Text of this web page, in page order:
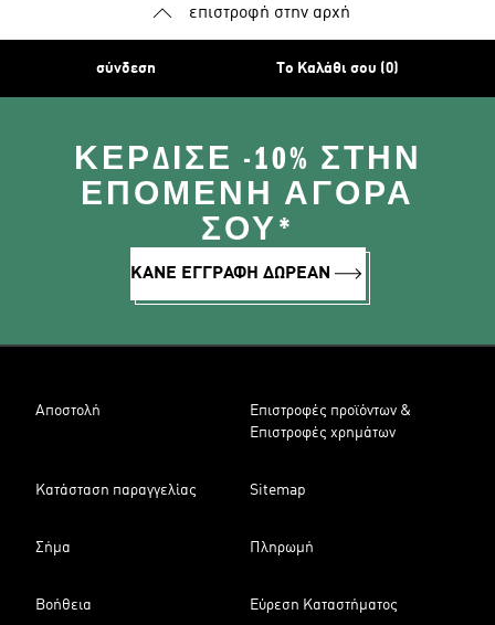
επιστροφή στην αρχή
σύνδεση Το Καλάθι σου (0)
ΚΈΡΔΙΣΕ -10% ΣΤΗΝ
ΕΠΌΜΕΝΗ ΑΓΟΡΆ
ΣΟΥ*
ΚΑΝΕ ΕΓΓΡΑΦΗ ΔΩΡΕΑΝ
Αποστολή
Επιστροφές προϊόντων &
Επιστροφές χρημάτων
Κατάσταση παραγγελίας Sitemap
Σήμα Πληρωμή
Βοήθεια Εύρεση Καταστήματος